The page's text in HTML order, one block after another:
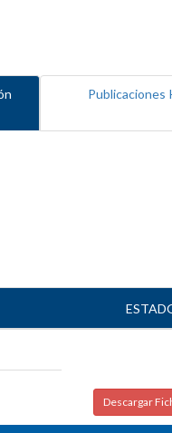
Publicaciones
Descargar